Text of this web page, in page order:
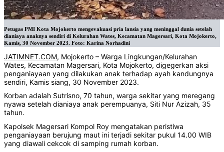
Petugas PMI Kota Mojokerto mengevakuasi pria lansia yang meninggal dunia setelah
dianiaya anaknya sendiri di Kelurahan Wates, Kecamatan Magersari, Kota Mojokerto,
Kamis, 30 November 2023. Foto: Karina Norhadini
JATIMNET.COM, Mojokerto – Warga Lingkungan/Kelurahan
Wates, Kecamatan Magersari, Kota Mojokerto, digegerkan aksi
penganiayaan yang dilakukan anak terhadap ayah kandungnya
sendiri, Kamis siang, 30 November 2023.
Korban adalah Sutrisno, 70 tahun, warga sekitar yang meregang
nyawa setelah dianiaya anak perempuanya, Siti Nur Azizah, 35
tahun.
Kapolsek Magersari Kompol Roy mengatakan peristiwa
penganiayaan berujung maut ini terjadi sekitar pukul 14.00 WIB
yang diawali cekcok di samping rumah korban.